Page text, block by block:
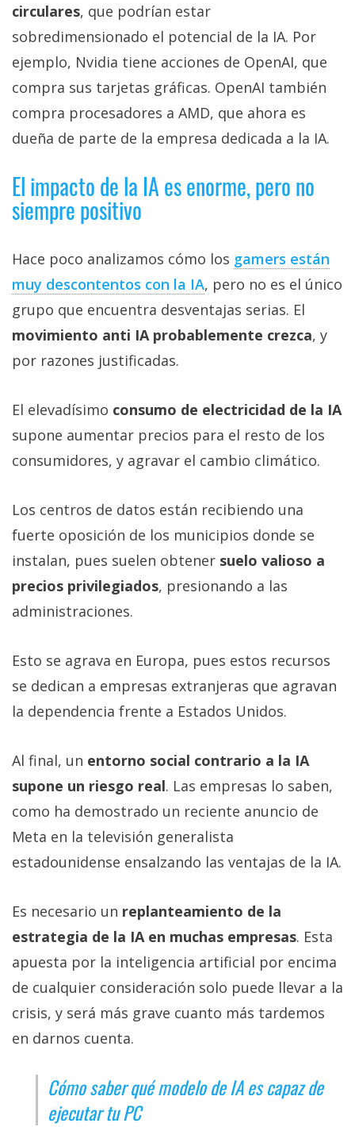
circulares, que podrían estar
sobredimensionado el potencial de la IA. Por
ejemplo, Nvidia tiene acciones de OpenAI, que
compra sus tarjetas gráficas. OpenAI también
compra procesadores a AMD, que ahora es
dueña de parte de la empresa dedicada a la IA.
El impacto de la IA es enorme, pero no
siempre positivo
Hace poco analizamos cómo los gamers están
muy descontentos con la IA‎, pero no es el único
grupo que encuentra desventajas serias. El
movimiento anti IA probablemente crezca, y
por razones justificadas.
El elevadísimo consumo de electricidad de la IA
supone aumentar precios para el resto de los
consumidores, y agravar el cambio climático.
Los centros de datos están recibiendo una
fuerte oposición de los municipios donde se
instalan, pues suelen obtener suelo valioso a
precios privilegiados, presionando a las
administraciones.
Esto se agrava en Europa, pues estos recursos
se dedican a empresas extranjeras que agravan
la dependencia frente a Estados Unidos.
Al final, un entorno social contrario a la IA
supone un riesgo real. Las empresas lo saben,
como ha demostrado un reciente anuncio de
Meta en la televisión generalista
estadounidense ensalzando las ventajas de la IA.
Es necesario un replanteamiento de la
estrategia de la IA en muchas empresas. Esta
apuesta por la inteligencia artificial por encima
de cualquier consideración solo puede llevar a la
crisis, y será más grave cuanto más tardemos
en darnos cuenta.
Cómo saber qué modelo de IA es capaz de
ejecutar tu PC